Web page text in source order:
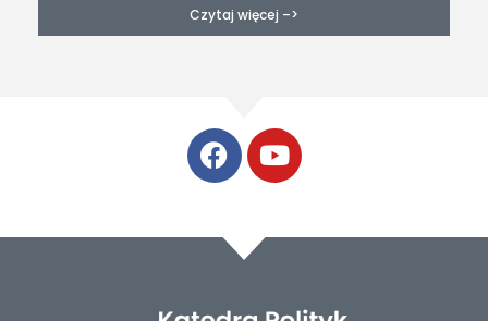
Czytaj więcej –>